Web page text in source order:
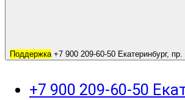
Поддержка +7 900 209-60-50 Екатеринбург,
+7 900 209-60-50